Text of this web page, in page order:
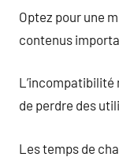
Optez pour une
contenus
L’incompatibilité
de perdre des
Les temps de